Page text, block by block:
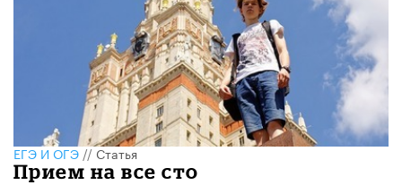
ЕГЭ И ОГЭ//Статья
Прием на все сто